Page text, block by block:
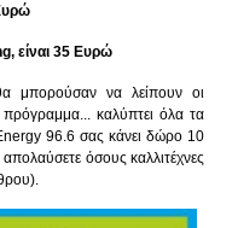
είναι 35 Ευρώ
μπορούσαν να λείπουν οι
καλύπτει όλα τα
96.6 σας κάνει δώρο 10
όσους καλλιτέχνες